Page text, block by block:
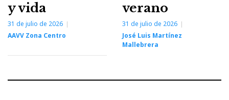
y vida
31 de julio de 2026
AAVV Zona Centro
verano
31 de julio de 2026
José Luis Martínez
Mallebrera